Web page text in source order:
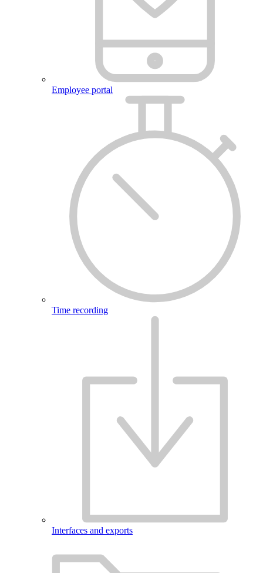
Employee portal
Time recording
Interfaces and exports